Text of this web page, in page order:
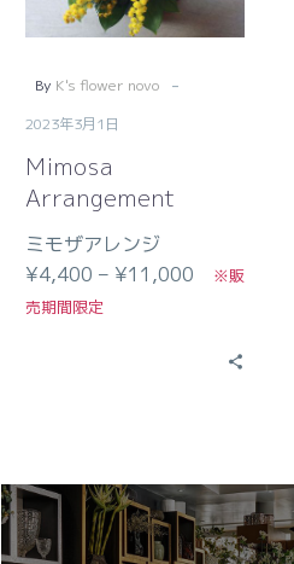
By K's flower novo -
2023年3月1日
Mimosa
Arrangement
ミモザアレンジ
¥4,400 – ¥11,000
※販
売期間限定